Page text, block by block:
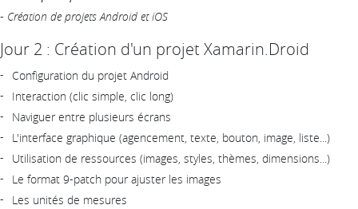
- Création de projets Android et iOS
Jour 2 : Création d'un projet Xamarin.Droid
Configuration du projet Android
Interaction (clic simple, clic long)
Naviguer entre plusieurs écrans
L'interface graphique (agencement, texte, bouton, image, liste...)
Utilisation de ressources (images, styles, thèmes, dimensions...)
Le format 9-patch pour ajuster les images
Les unités de mesures